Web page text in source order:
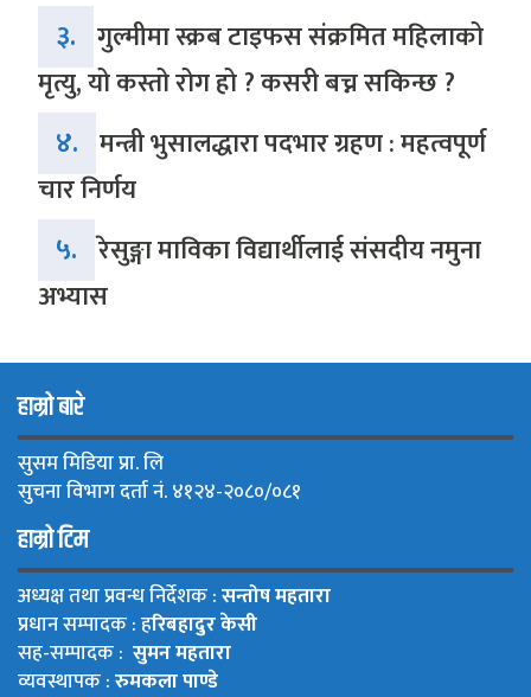
३. गुल्मीमा स्क्रब टाइफस संक्रमित महिलाको
मृत्यु, यो कस्तो रोग हो ? कसरी बच्न सकिन्छ ?
४. मन्त्री भुसालद्धारा पदभार ग्रहण : महत्वपूर्ण
चार निर्णय
५. रेसुङ्गा माविका विद्यार्थीलाई संसदीय नमुना
अभ्यास
हाम्रो बारे
सुसम मिडिया प्रा. लि
सुचना विभाग दर्ता नं. ४१२४-२०८०/०८१
हाम्रो टिम
अध्यक्ष तथा प्रवन्ध निर्देशक :सन्तोष महतारा
प्रधान सम्पादक : हरिबहादुर केसी
सह-सम्पादक : सुमन महतारा
व्यवस्थापक :रुमकला पाण्डे